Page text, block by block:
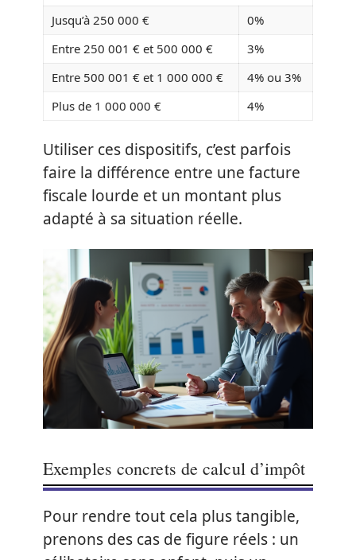
Jusqu’à 250 000 €
0%
Entre 250 001 € et 500 000 €
3%
Entre 500 001 € et 1 000 000 €
4% ou 3%
Plus de 1 000 000 €
4%
Utiliser ces dispositifs, c’est parfois
faire la différence entre une facture
fiscale lourde et un montant plus
adapté à sa situation réelle.
Exemples concrets de calcul d’impôt
Pour rendre tout cela plus tangible,
prenons des cas de figure réels : un